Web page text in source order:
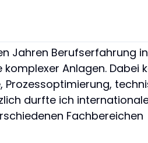
Jahren Berufserfahrung
Anlagen. Dabei
Prozessoptimierung,
durfte ich
Fachbereichen